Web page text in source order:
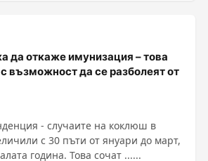
да откаже имунизация – това
възможност да се разболеят от
- случаите на коклюш в
с 30 пъти от януари до март,
година. Това сочат ......